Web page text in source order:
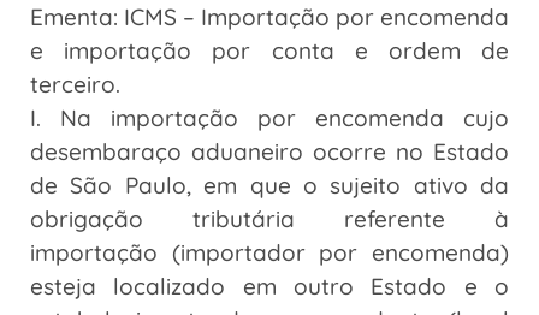
Ementa: ICMS – Importação por encomenda
e importação por conta e ordem de
terceiro.
I. Na importação por encomenda cujo
desembaraço aduaneiro ocorre no Estado
de São Paulo, em que o sujeito ativo da
obrigação tributária referente à
importação (importador por encomenda)
esteja localizado em outro Estado e o